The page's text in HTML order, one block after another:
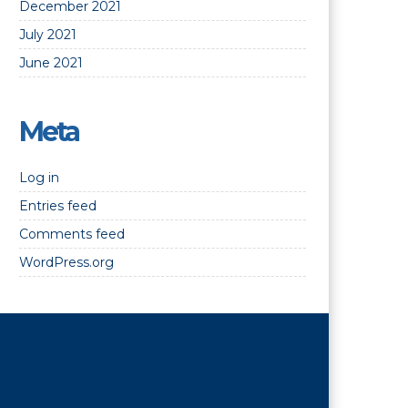
December 2021
July 2021
June 2021
Meta
Log in
Entries feed
Comments feed
WordPress.org